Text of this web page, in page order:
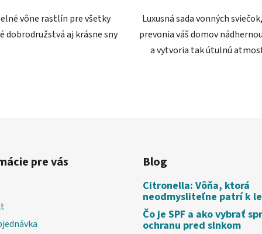
vône rastlín pre všetky
dobrodružstvá aj krásne sny
hviezdičiek.
Luxusná sada vonných
prevonia váš domov
a vytvoria tak útulnú
pre vás Blog
Citronella: Vôňa, ktorá
neodmysliteľne patrí k
Čo je SPF a ako vybrať
ochranu pred slnkom